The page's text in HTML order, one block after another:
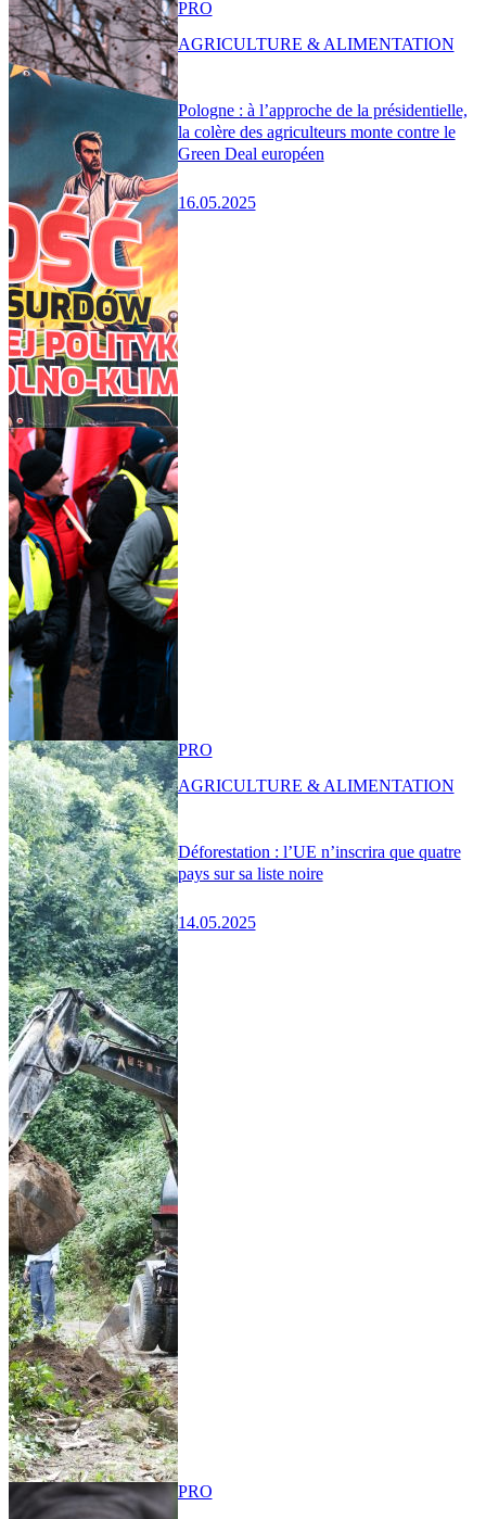
Pologne : à l’approche de la présidentielle,
la colère des agriculteurs monte contre le
Green Deal européen
16.05.2025
PRO
AGRICULTURE & ALIMENTATION
Déforestation : l’UE n’inscrira que quatre
pays sur sa liste noire
14.05.2025
PRO
AGRICULTURE & ALIMENTATION
PRO